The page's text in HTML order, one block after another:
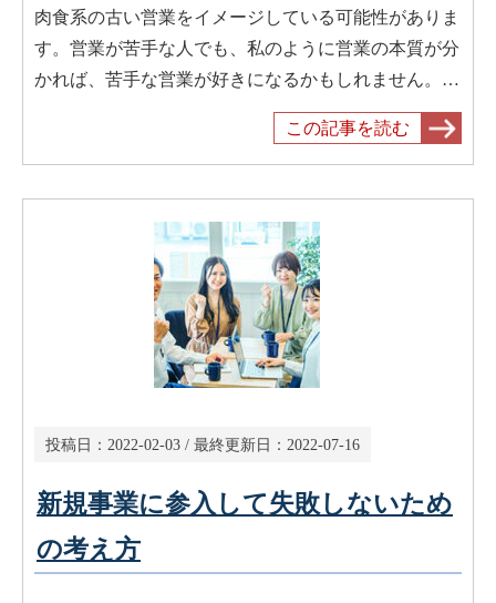
肉食系の古い営業をイメージしている可能性がありま
す。営業が苦手な人でも、私のように営業の本質が分
かれば、苦手な営業が好きになるかもしれません。…
この記事を読む
投稿日： 2022-02-03 / 最終更新日： 2022-07-16
新規事業に参入して失敗しないため
の考え方